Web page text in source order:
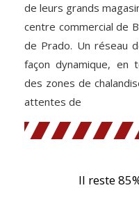
de leurs grands
centre commercial de
de Prado. Un réseau
façon dynamique, en
des zones de
attentes de
Il reste